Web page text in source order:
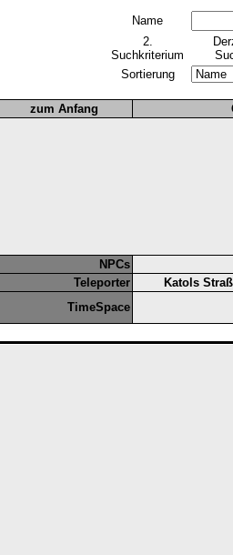
Name
2.
Suchkriterium
Sortierung
zum Anfang
NPCs
Teleporter
Katols
TimeSpace